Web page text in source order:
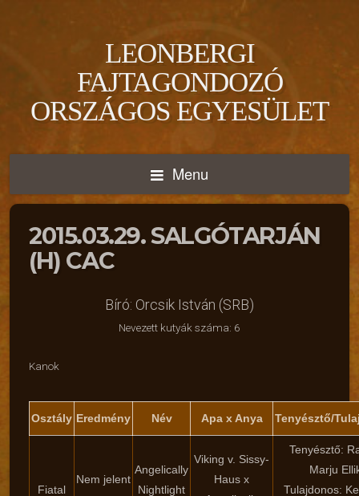
LEONBERGI
FAJTAGONDOZÓ
ORSZÁGOS EGYESÜLET
Menu
2015.03.29. SALGÓTARJÁN
(H) CAC
Bíró: Orcsik István (SRB)
Nevezett kutyák száma: 6
Kanok
Osztály Eredmény Név Apa x Anya Tenyésztő/
Fiatal
Nem jelent
Angelically
Nightlight
Viking v. Sissy-
Haus x
Tenyésztő:
Marju
Tulajdonos: